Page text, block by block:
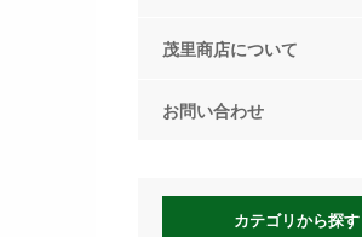
茂里商店について
お問い合わせ
カテゴリから探す